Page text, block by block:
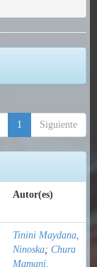
1 Siguiente
Autor(es)
Tinini Maydana,
Ninoska; Chura
Mamani,